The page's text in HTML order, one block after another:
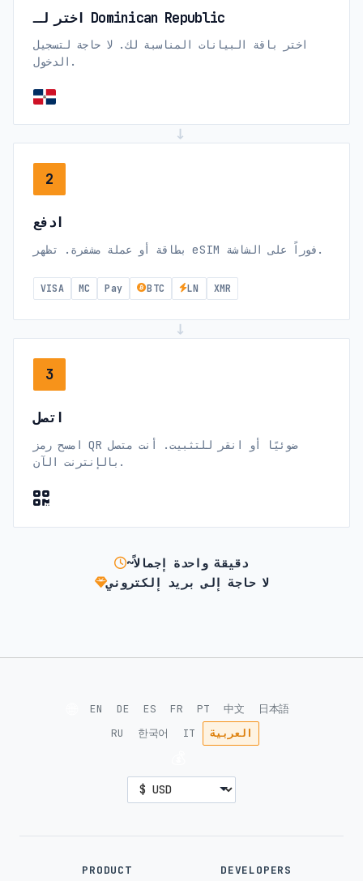
اختر لـ Dominican Republic
اختر باقة البيانات المناسبة لك. لا حاجة لتسجيل
الدخول.
→
2
ادفع
بطاقة أو عملة مشفرة. تظهر eSIM فوراً على الشاشة.
VISA MC Pay BTC LN XMR
→
3
اتصل
امسح رمز QR ضوئيًا أو انقر للتثبيت. أنت متصل
بالإنترنت الآن.
~دقيقة واحدة إجمالاً
لا حاجة إلى بريد إلكتروني
EN DE ES FR PT 中文
日本語
RU
한국어 IT العربية
PRODUCT DEVELOPERS